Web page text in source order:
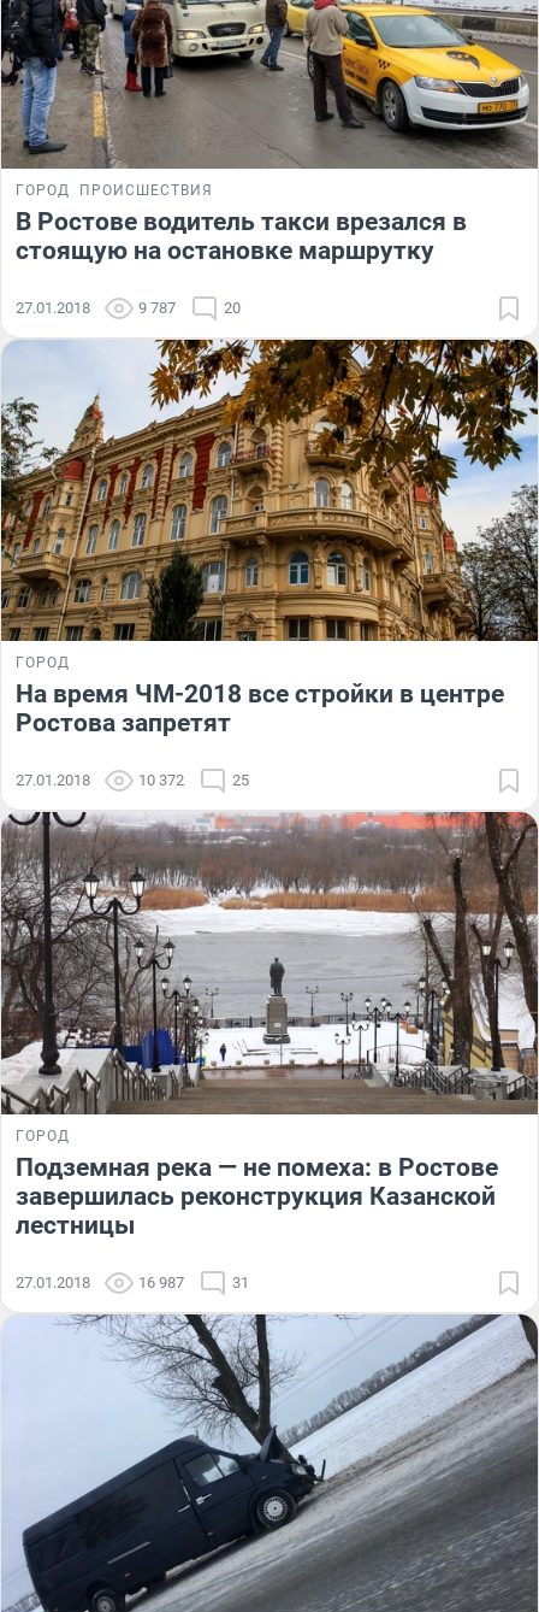
ГОРОД ПРОИСШЕСТВИЯ
В Ростове водитель такси врезался в
стоящую на остановке маршрутку
27.01.2018 9 787 20
ГОРОД
На время ЧМ-2018 все стройки в центре
Ростова запретят
27.01.2018 10 372 25
ГОРОД
Подземная река — не помеха: в Ростове
завершилась реконструкция Казанской
лестницы
27.01.2018 16 987 31